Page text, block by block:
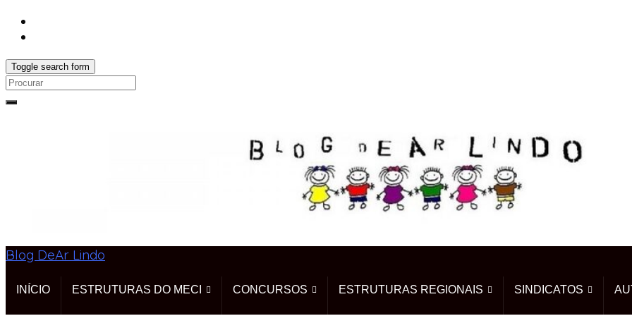
Toggle search form
Search
Blog DeAr Lindo
INÍCIO ESTRUTURAS DO MECI CONCURSOS ESTRUTURAS REGIONAIS SINDICATOS